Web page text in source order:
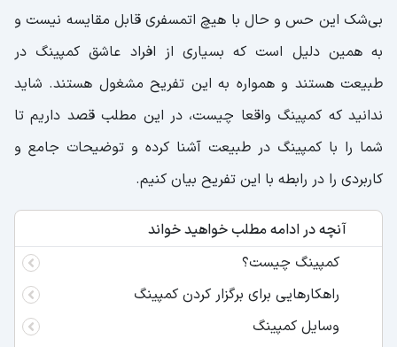
بی‌شک این حس و حال با هیچ اتمسفری قابل مقایسه نیست و
به همین دلیل است که بسیاری از افراد عاشق کمپینگ در
طبیعت هستند و همواره به این تفریح مشغول هستند. شاید
ندانید که کمپینگ واقعا چیست، در این مطلب قصد داریم تا
شما را با کمپینگ در طبیعت آشنا کرده و توضیحات جامع و
کاربردی را در رابطه با این تفریح بیان کنیم.
آنچه در ادامه مطلب خواهید خواند
کمپینگ چیست؟
راهکارهایی برای برگزار کردن کمپینگ
وسایل کمپینگ